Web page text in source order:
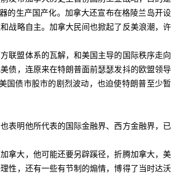
的生产国产化。加拿大还宣布在格陵兰岛开设
战略自主。加拿大民间也掀起了反美浪潮，许
联盟体系的瓦解，和美国主导的国际秩序走向
债，连原来在特朗普面前瑟瑟发抖的欧盟领导
国债市股市的剧烈波动，也迫使特朗普至少暂
表明他所代表的国际金融界、西方金融界，已
拿大，他可能还要另辟蹊径，折腾加拿大，美
性，还有一些有节制的煽情，博得了当时达沃